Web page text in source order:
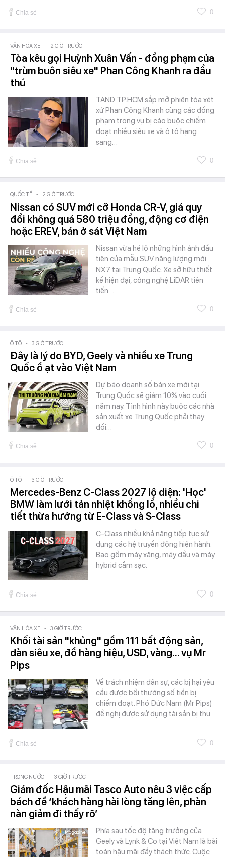
Chia sẻ 0
VĂN HÓA XE - 2 GIỜ TRƯỚC
Tòa kêu gọi Huỳnh Xuân Vấn - đồng phạm của
"trùm buôn siêu xe" Phan Công Khanh ra đầu
thú
TAND TP.HCM sắp mở phiên tòa xét
xử Phan Công Khanh cùng các đồng
phạm trong vụ bị cáo buộc chiếm
đoạt nhiều siêu xe và ô tô hạng
sang…
Chia sẻ 0
QUỐC TẾ - 2 GIỜ TRƯỚC
Nissan có SUV mới cỡ Honda CR-V, giá quy
đổi không quá 580 triệu đồng, động cơ điện
hoặc EREV, bán ở sát Việt Nam
Nissan vừa hé lộ những hình ảnh đầu
tiên của mẫu SUV năng lượng mới
NX7 tại Trung Quốc. Xe sở hữu thiết
kế hiện đại, công nghệ LiDAR tiên
tiến…
Chia sẻ 0
Ô TÔ - 3 GIỜ TRƯỚC
Đây là lý do BYD, Geely và nhiều xe Trung
Quốc ồ ạt vào Việt Nam
Dự báo doanh số bán xe mới tại
Trung Quốc sẽ giảm 10% vào cuối
năm nay. Tình hình này buộc các nhà
sản xuất xe Trung Quốc phải thay
đổi…
Chia sẻ 0
Ô TÔ - 3 GIỜ TRƯỚC
Mercedes-Benz C-Class 2027 lộ diện: 'Học'
BMW làm lưới tản nhiệt khổng lồ, nhiều chi
tiết thừa hưởng từ E-Class và S-Class
C-Class nhiều khả năng tiếp tục sử
dụng các hệ truyền động hiện hành.
Bao gồm máy xăng, máy dầu và máy
hybrid cắm sạc.
Chia sẻ 0
VĂN HÓA XE - 3 GIỜ TRƯỚC
Khối tài sản "khủng" gồm 111 bất động sản,
dàn siêu xe, đồ hàng hiệu, USD, vàng... vụ Mr
Pips
Về trách nhiệm dân sự, các bị hại yêu
cầu được bồi thường số tiền bị
chiếm đoạt. Phó Đức Nam (Mr Pips)
đề nghị được sử dụng tài sản bị thu…
Chia sẻ 0
TRONG NƯỚC - 3 GIỜ TRƯỚC
Giám đốc Hậu mãi Tasco Auto nêu 3 việc cấp
bách để ‘khách hàng hài lòng tăng lên, phàn
nàn giảm đi thấy rõ’
Phía sau tốc độ tăng trưởng của
Geely và Lynk & Co tại Việt Nam là bài
toán hậu mãi đầy thách thức. Cuộc